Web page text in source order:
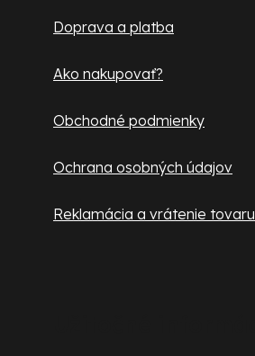
Doprava a platba
Ako nakupovať?
Obchodné podmienky
Ochrana osobných údajov
Reklamácia a vrátenie tovaru